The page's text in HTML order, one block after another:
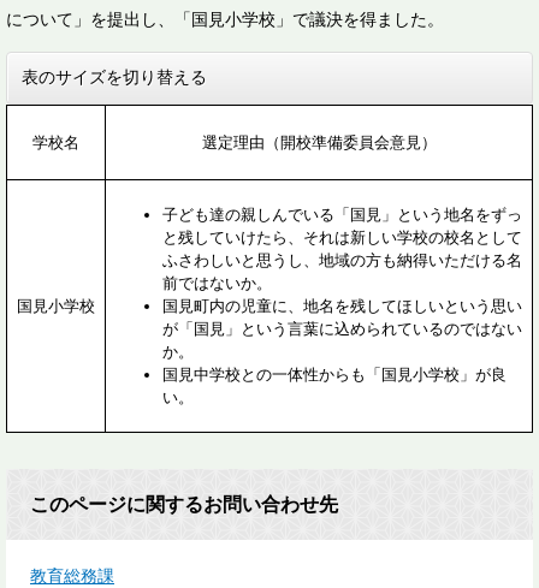
について」を提出し、「国見小学校」で議決を得ました。
表のサイズを切り替える
学校名 選定理由（開校準備委員会意見）
国見小学校
子ども達の親しんでいる「国見」という地名をずっ
と残していけたら、それは新しい学校の校名として
ふさわしいと思うし、地域の方も納得いただける名
前ではないか。
国見町内の児童に、地名を残してほしいという思い
が「国見」という言葉に込められているのではない
か。
国見中学校との一体性からも「国見小学校」が良
い。
このページに関するお問い合わせ先
教育総務課